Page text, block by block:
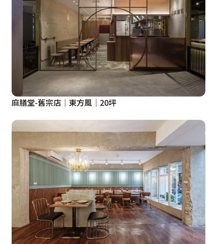
麻膳堂-舊宗店│東方風│20坪